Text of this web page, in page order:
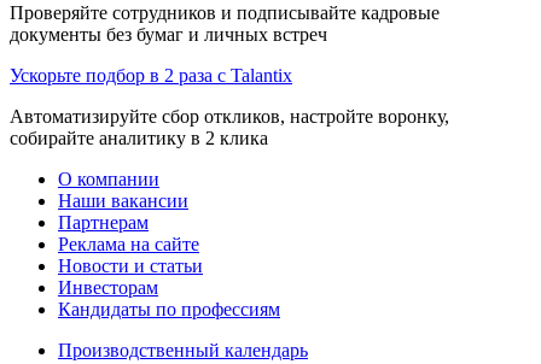
Проверяйте сотрудников и подписывайте кадровые
документы без бумаг и личных встреч
Ускорьте подбор в 2 раза с Talantix
Автоматизируйте сбор откликов, настройте воронку,
собирайте аналитику в 2 клика
О компании
Наши вакансии
Партнерам
Реклама на сайте
Новости и статьи
Инвесторам
Кандидаты по профессиям
Производственный календарь